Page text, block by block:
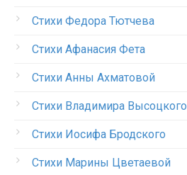
Стихи Федора Тютчева
Стихи Афанасия Фета
Стихи Анны Ахматовой
Стихи Владимира Высоцкого
Стихи Иосифа Бродского
Стихи Марины Цветаевой